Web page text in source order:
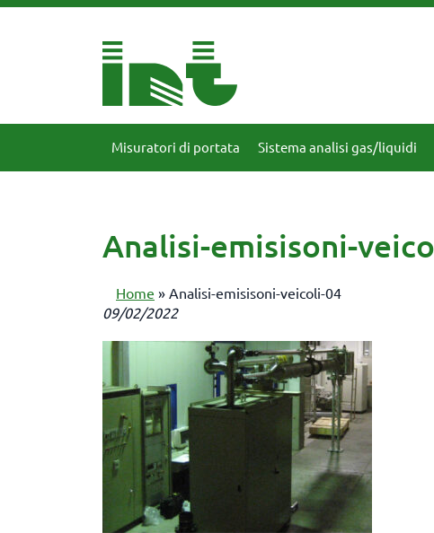
Misuratori di portata Sistema analisi gas/liquidi
Analisi-emisisoni-
Home » Analisi-emisisoni-veicoli-04
09/02/2022